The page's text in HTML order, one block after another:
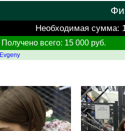
Необходимая сумма:
Получено всего: 15 000 руб.
Evgeny